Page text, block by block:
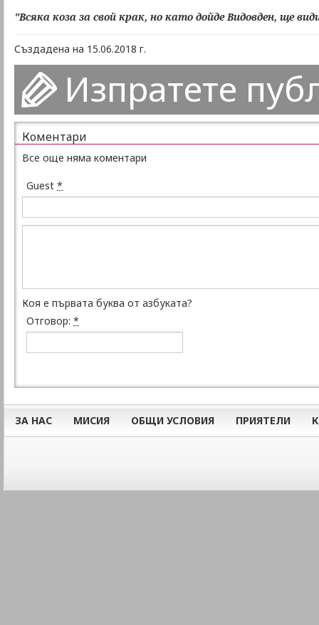
"Всяка коза за свой крак, но като дойде Видовден, ще
Създадена на 15.06.2018 г.
Изпратете
Коментари
Все още няма коментари
Guest *
Коя е първата буква от азбуката?
Отговор: *
ЗА НАС МИСИЯ ОБЩИ УСЛОВИЯ ПРИЯТЕЛИ